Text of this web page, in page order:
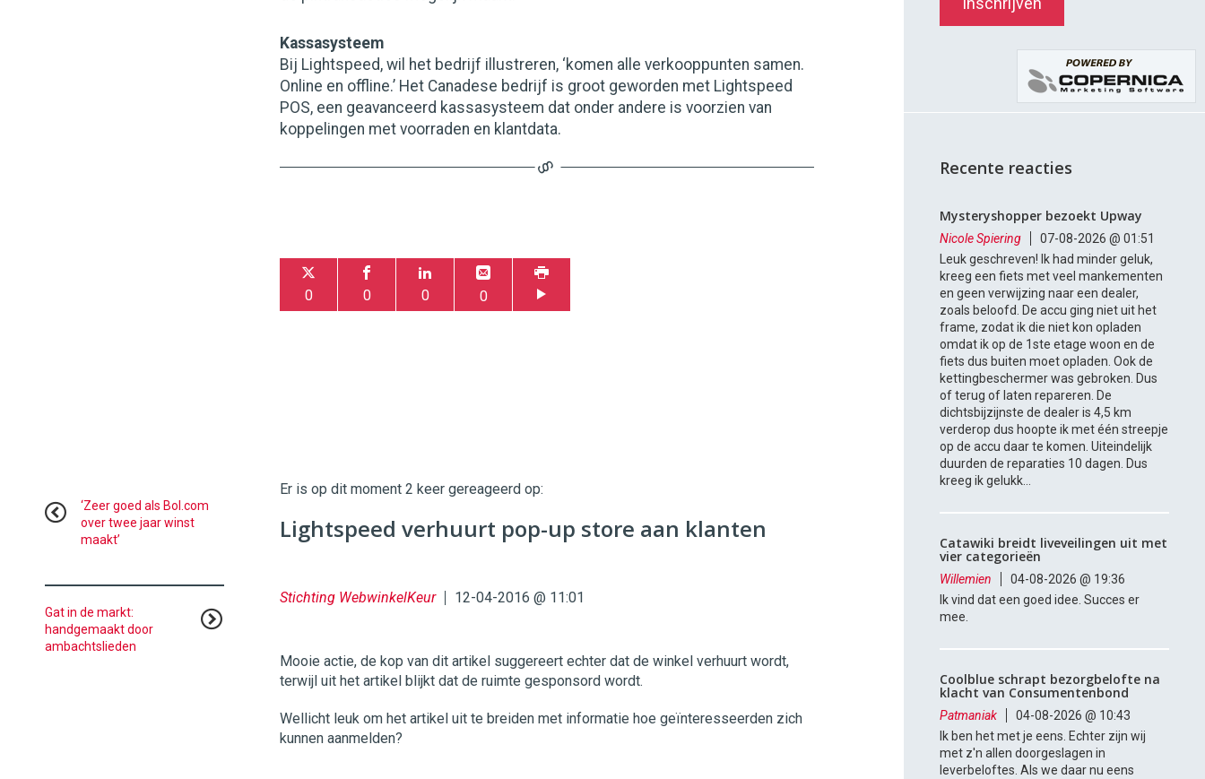
Kassasysteem
Bij Lightspeed, wil het bedrijf illustreren, ‘komen alle verkooppunten samen.
Online en offline.’ Het Canadese bedrijf is groot geworden met Lightspeed
POS, een geavanceerd kassasysteem dat onder andere is voorzien van
koppelingen met voorraden en klantdata.
0 0 0 0
Digital
9654
Er is op dit moment 2 keer gereageerd op:
Lightspeed verhuurt pop-up store aan klanten
Stichting WebwinkelKeur 12-04-2016 @ 11:01
Mooie actie, de kop van dit artikel suggereert echter dat de winkel verhuurt wordt,
terwijl uit het artikel blijkt dat de ruimte gesponsord wordt.
Wellicht leuk om het artikel uit te breiden met informatie hoe geïnteresseerden zich
kunnen aanmelden?
‘Zeer goed als Bol.com
over twee jaar winst
maakt’
Gat in de markt:
handgemaakt door
ambachtslieden
Recente reacties
Mysteryshopper bezoekt Upway
Nicole Spiering
07-08-2026 @ 01:51
Leuk geschreven! Ik had minder geluk,
kreeg een fiets met veel mankementen
en geen verwijzing naar een dealer,
zoals beloofd. De accu ging niet uit het
frame, zodat ik die niet kon opladen
omdat ik op de 1ste etage woon en de
fiets dus buiten moet opladen. Ook de
kettingbeschermer was gebroken. Dus
of terug of laten repareren. De
dichtsbijzijnste de dealer is 4,5 km
verderop dus hoopte ik met één streepje
op de accu daar te komen. Uiteindelijk
duurden de reparaties 10 dagen. Dus
kreeg ik gelukk...
Catawiki breidt liveveilingen uit met
vier categorieën
Willemien
04-08-2026 @ 19:36
Ik vind dat een goed idee. Succes er
mee.
Coolblue schrapt bezorgbelofte na
klacht van Consumentenbond
Patmaniak
04-08-2026 @ 10:43
Ik ben het met je eens. Echter zijn wij
met z'n allen doorgeslagen in
leverbeloftes. Als we daar nu eens